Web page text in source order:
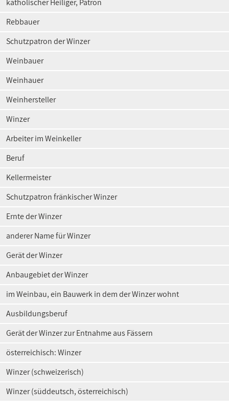
katholischer Heiliger, Patron
Rebbauer
Schutzpatron der Winzer
Weinbauer
Weinhauer
Weinhersteller
Winzer
Arbeiter im Weinkeller
Beruf
Kellermeister
Schutzpatron fränkischer Winzer
Ernte der Winzer
anderer Name für Winzer
Gerät der Winzer
Anbaugebiet der Winzer
im Weinbau, ein Bauwerk in dem der Winzer wohnt
Ausbildungsberuf
Gerät der Winzer zur Entnahme aus Fässern
österreichisch: Winzer
Winzer (schweizerisch)
Winzer (süddeutsch, österreichisch)